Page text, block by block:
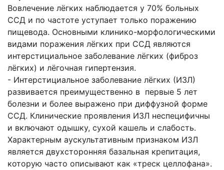
Вовлечение лёгких наблюдается у 70% больных
ССД и по частоте уступает только поражению
пищевода. Основными клинико-морфологическими
видами поражения лёгких при ССД являются
интерстициальное заболевание лёгких (фиброз
лёгких) и лёгочная гипертензия.
- Интерстициальное заболевание лёгких (ИЗЛ)
развивается преимущественно в первые 5 лет
болезни и более выражено при диффузной форме
ССД. Клинические проявления ИЗЛ неспецифичны
и включают одышку, сухой кашель и слабость.
Характерным аускультативным признаком ИЗЛ
является двухсторонняя базальная крепитация,
которую часто описывают как «треск целлофана».